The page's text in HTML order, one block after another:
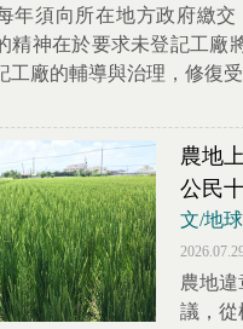
年須向所在地方政府繳
精神在於要求未登記工
工廠的輔導與治理，修復受
農地
公民
文/地
農地
議，從